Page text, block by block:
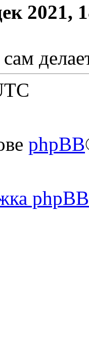
2021,
phpBB
phpBB